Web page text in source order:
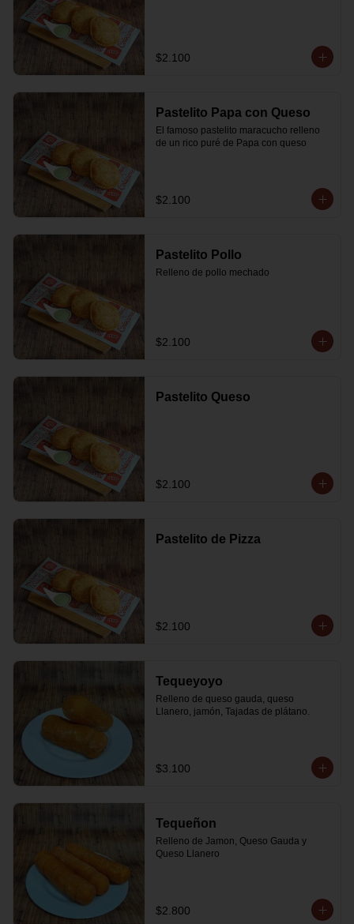
$2.100
Pastelito Papa con Queso
El famoso pastelito maracucho relleno
de un rico puré de Papa con queso
$2.100
Pastelito Pollo
Relleno de pollo mechado
$2.100
Pastelito Queso
$2.100
Pastelito de Pizza
$2.100
Tequeyoyo
Relleno de queso gauda, queso
Llanero, jamón, Tajadas de plátano.
$3.100
Tequeñon
Relleno de Jamon, Queso Gauda y
Queso Llanero
$2.800